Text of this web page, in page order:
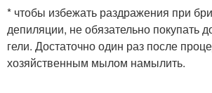
* чтобы избежать раздражения при
депиляции, не обязательно покупать
гели. Достаточно один раз после
хозяйственным мылом намылить.